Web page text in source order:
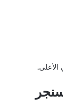
الأعلى.